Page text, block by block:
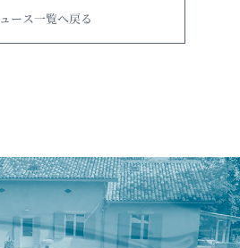
ース一覧へ戻る